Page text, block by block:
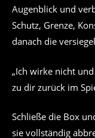
Augenblick und
Schutz, Grenze,
danach die
„Ich wirke nicht
zu dir zurück im
Schließe die Box
sie vollständig